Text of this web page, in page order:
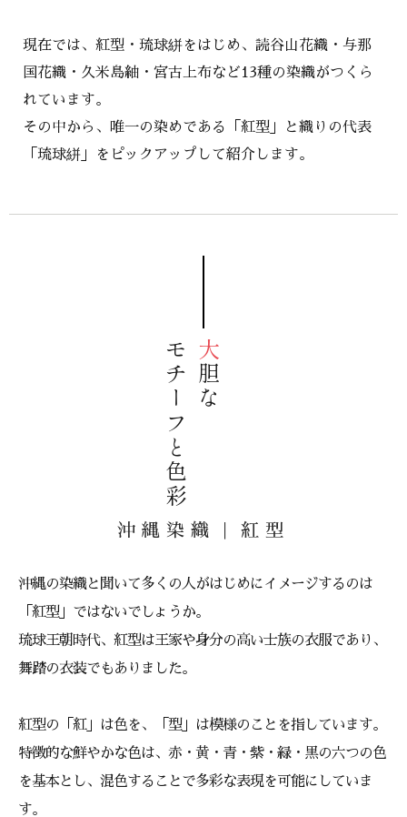
現在では、紅型・琉球絣をはじめ、読谷山花織・与那
国花織・久米島紬・宮古上布など13種の染織がつくら
れています。
その中から、唯一の染めである「紅型」と織りの代表
「琉球絣」をピックアップして紹介します。
大
胆
な
モチーフと色彩
沖縄染織｜紅型
沖縄の染織と聞いて多くの人がはじめにイメージするのは
「紅型」ではないでしょうか。
琉球王朝時代、紅型は王家や身分の高い士族の衣服であり、
舞踏の衣装でもありました。
紅型の「紅」は色を、「型」は模様のことを指しています。
特徴的な鮮やかな色は、赤・黄・青・紫・緑・黒の六つの色
を基本とし、混色することで多彩な表現を可能にしていま
す。